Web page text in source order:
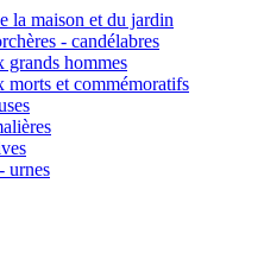
la maison et du jardin
- candélabres
grands hommes
morts et commémoratifs
urnes